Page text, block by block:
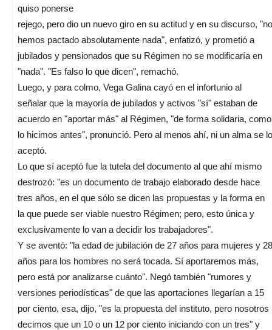
quiso ponerse
rejego, pero dio un nuevo giro en su actitud y en su discurso, "no
hemos pactado absolutamente nada", enfatizó, y prometió a
jubilados y pensionados que su Régimen no se modificaría en
"nada". "Es falso lo que dicen", remachó.
Luego, y para colmo, Vega Galina cayó en el infortunio al
señalar que la mayoría de jubilados y activos "sí" estaban de
acuerdo en "aportar más" al Régimen, "de forma solidaria, como
lo hicimos antes", pronunció. Pero al menos ahí, ni un alma se lo
aceptó.
Lo que sí aceptó fue la tutela del documento al que ahí mismo
destrozó: "es un documento de trabajo elaborado desde hace
tres años, en el que sólo se dicen las propuestas y la forma en
la que puede ser viable nuestro Régimen; pero, esto única y
exclusivamente lo van a decidir los trabajadores".
Y se aventó: "la edad de jubilación de 27 años para mujeres y 28
años para los hombres no será tocada. Sí aportaremos más,
pero está por analizarse cuánto". Negó también "rumores y
versiones periodísticas" de que las aportaciones llegarían a 15
por ciento, esa, dijo, "es la propuesta del instituto, pero nosotros
decimos que un 10 o un 12 por ciento iniciando con un tres" y